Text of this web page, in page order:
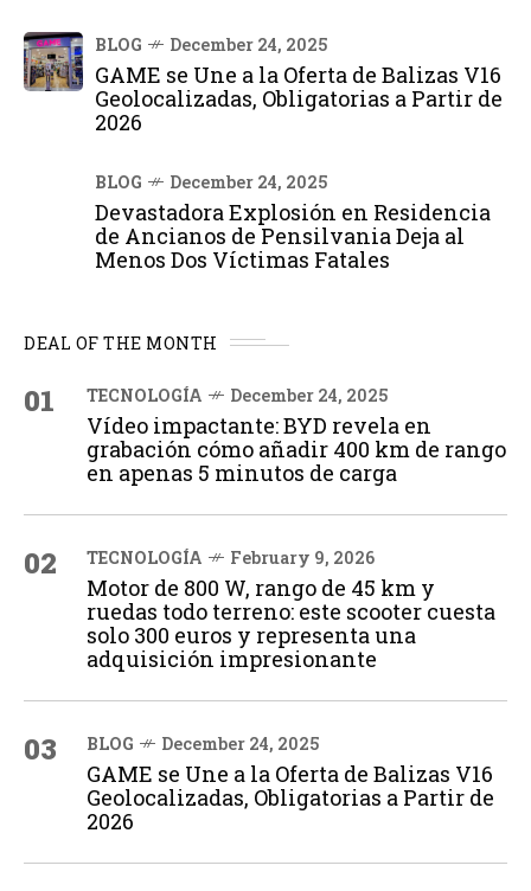
BLOG December 24, 2025
GAME se Une a la Oferta de Balizas V16
Geolocalizadas, Obligatorias a Partir de
2026
BLOG December 24, 2025
Devastadora Explosión en Residencia
de Ancianos de Pensilvania Deja al
Menos Dos Víctimas Fatales
DEAL OF THE MONTH
01 TECNOLOGÍA December 24, 2025
Vídeo impactante: BYD revela en
grabación cómo añadir 400 km de rango
en apenas 5 minutos de carga
02 TECNOLOGÍA February 9, 2026
Motor de 800 W, rango de 45 km y
ruedas todo terreno: este scooter cuesta
solo 300 euros y representa una
adquisición impresionante
03 BLOG December 24, 2025
GAME se Une a la Oferta de Balizas V16
Geolocalizadas, Obligatorias a Partir de
2026